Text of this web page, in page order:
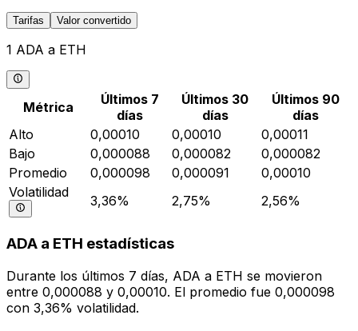
Tarifas Valor convertido
1 ADA a ETH
Métrica
Últimos 7
días
Últimos 30
días
Últimos 90
días
Alto
0,00010 0,00010
0,00011
Bajo
0,000088 0,000082
0,000082
Promedio
0,000098 0,000091
0,00010
Volatilidad
3,36% 2,75% 2,56%
ADA a ETH estadísticas
Durante los últimos 7 días, ADA a ETH se movieron
entre 0,000088 y 0,00010. El promedio fue 0,000098
con 3,36% volatilidad.